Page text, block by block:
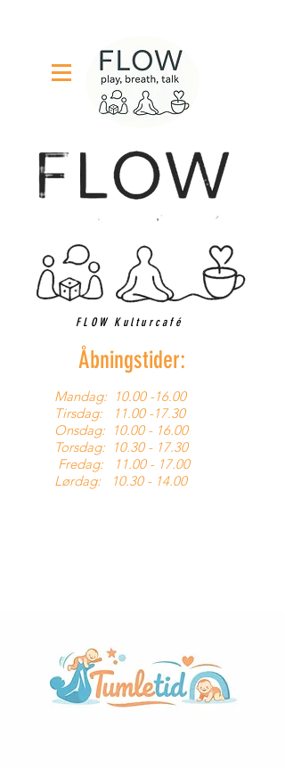
FLOW Kulturcafé
Åbningstider:
Mandag: 10.00 -16.00
Tirsdag:
11.00 -17.30
Onsdag: 10.00 - 16.00
Torsdag: 10.30 - 17.30
Fredag:
11.00 - 17.00
Lørdag:
10.30 - 14.00